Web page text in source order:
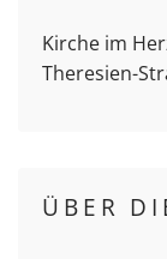
Kirche im
Theresien-
ÜBER